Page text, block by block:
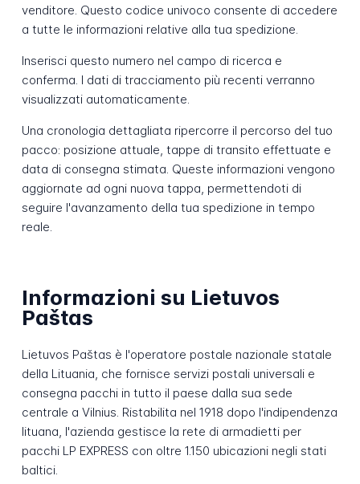
venditore. Questo codice univoco consente di accedere
a tutte le informazioni relative alla tua spedizione.
Inserisci questo numero nel campo di ricerca e
conferma. I dati di tracciamento più recenti verranno
visualizzati automaticamente.
Una cronologia dettagliata ripercorre il percorso del tuo
pacco: posizione attuale, tappe di transito effettuate e
data di consegna stimata. Queste informazioni vengono
aggiornate ad ogni nuova tappa, permettendoti di
seguire l'avanzamento della tua spedizione in tempo
reale.
Informazioni su Lietuvos
Paštas
Lietuvos Paštas è l'operatore postale nazionale statale
della Lituania, che fornisce servizi postali universali e
consegna pacchi in tutto il paese dalla sua sede
centrale a Vilnius. Ristabilita nel 1918 dopo l'indipendenza
lituana, l'azienda gestisce la rete di armadietti per
pacchi LP EXPRESS con oltre 1.150 ubicazioni negli stati
baltici.